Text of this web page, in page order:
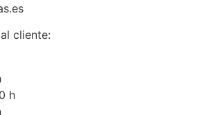
cliente:
h